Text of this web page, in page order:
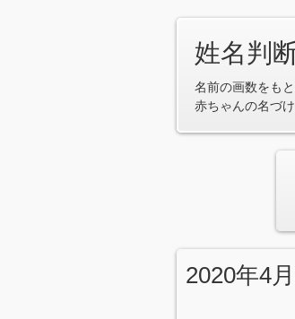
姓名判
名前の画数をも
赤ちゃんの名づ
2020年4